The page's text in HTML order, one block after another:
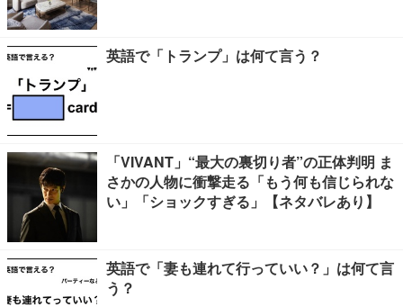
英語で「トランプ」は何て言う？
「VIVANT」“最大の裏切り者”の正体判明 ま
さかの人物に衝撃走る「もう何も信じられな
い」「ショックすぎる」【ネタバレあり】
英語で「妻も連れて行っていい？」は何て言
う？